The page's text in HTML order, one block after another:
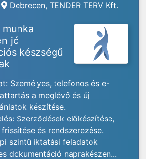
Debrecen, TENDER TERV Kft.
jó
készségű
Személyes, telefonos és e-
a meglévő és új
készítése.
Szerződések előkészítése,
és rendszerezése.
szintű iktatási feladatok
dokumentáció naprakészen...